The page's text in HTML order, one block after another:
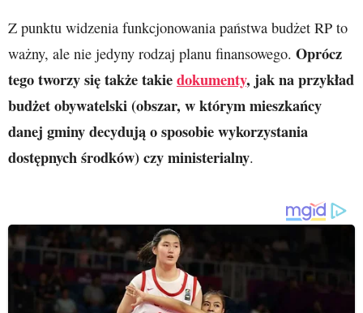
Z punktu widzenia funkcjonowania państwa budżet RP to
ważny, ale nie jedyny rodzaj planu finansowego. Oprócz
tego tworzy się także takiedokumenty, jak na przykład
budżet obywatelski (obszar, w którym mieszkańcy
danej gminy decydują o sposobie wykorzystania
dostępnych środków) czy ministerialny.